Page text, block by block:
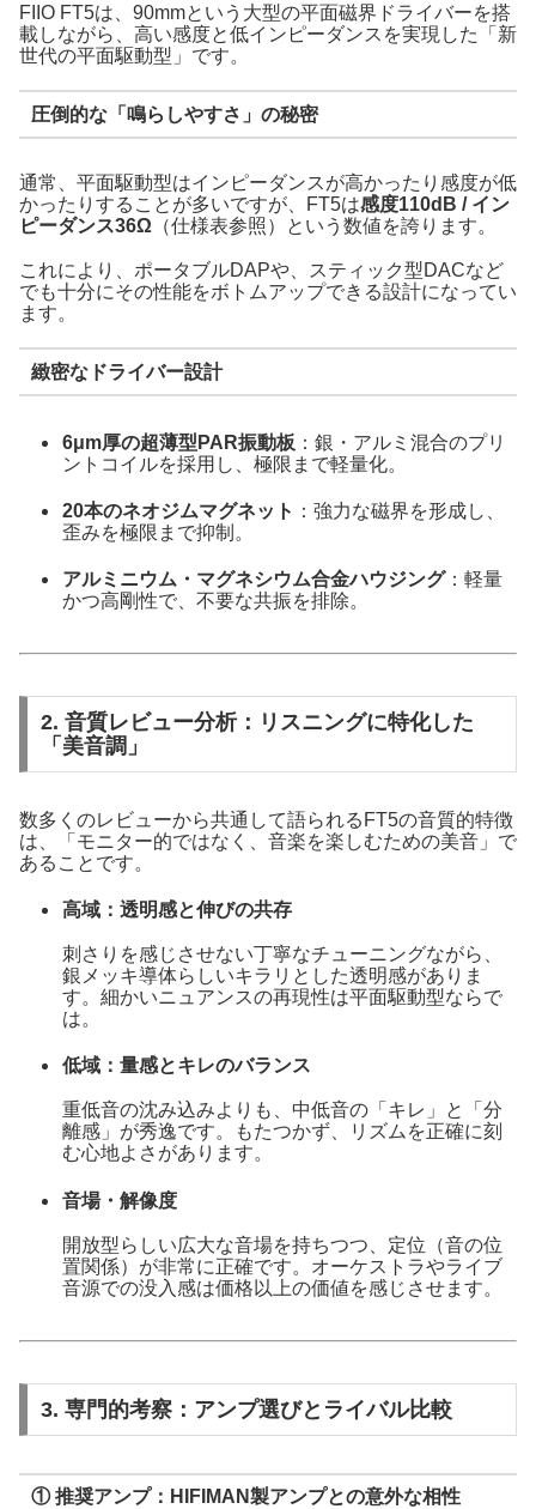
FIIO FT5は、90mmという大型の平面磁界ドライバーを搭
載しながら、高い感度と低インピーダンスを実現した「新
世代の平面駆動型」です。
圧倒的な「鳴らしやすさ」の秘密
通常、平面駆動型はインピーダンスが高かったり感度が低
かったりすることが多いですが、FT5は感度110dB / イン
ピーダンス36Ω （仕様表参照）という数値を誇ります。
これにより、ポータブルDAPや、スティック型DACなど
でも十分にその性能をボトムアップできる設計になってい
ます。
緻密なドライバー設計
6μm厚の超薄型PAR振動板 ：銀・アルミ混合のプリ
ントコイルを採用し、極限まで軽量化。
20本のネオジムマグネット ：強力な磁界を形成し、
歪みを極限まで抑制。
アルミニウム・マグネシウム合金ハウジング：軽量
かつ高剛性で、不要な共振を排除。
2. 音質レビュー分析：リスニングに特化した
「美音調」
数多くのレビューから共通して語られるFT5の音質的特徴
は、「モニター的ではなく、音楽を楽しむための美音」で
あることです。
高域：透明感と伸びの共存
刺さりを感じさせない丁寧なチューニングながら、
銀メッキ導体らしいキラリとした透明感がありま
す。細かいニュアンスの再現性は平面駆動型ならで
は。
低域：量感とキレのバランス
重低音の沈み込みよりも、中低音の「キレ」と「分
離感」が秀逸です。もたつかず、リズムを正確に刻
む心地よさがあります。
音場・解像度
開放型らしい広大な音場を持ちつつ、定位（音の位
置関係）が非常に正確です。オーケストラやライブ
音源での没入感は価格以上の価値を感じさせます。
3. 専門的考察：アンプ選びとライバル比較
① 推奨アンプ：HIFIMAN製アンプとの意外な相性